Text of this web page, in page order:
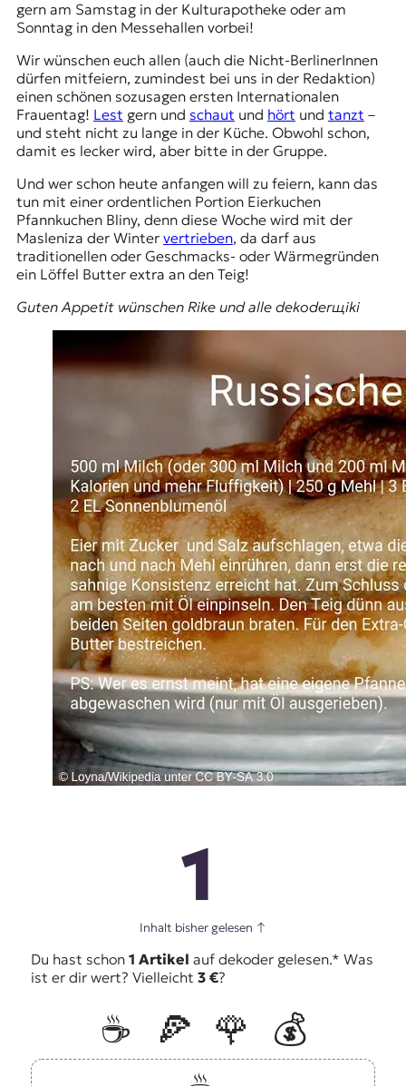
gern am Samstag in der Kulturapotheke oder am
Sonntag in den Messehallen vorbei!
Wir wünschen euch allen (auch die Nicht-BerlinerInnen
dürfen mitfeiern, zumindest bei uns in der Redaktion)
einen schönen sozusagen ersten Internationalen
Frauentag! Lest gern und schaut und hört und tanzt –
und steht nicht zu lange in der Küche. Obwohl schon,
damit es leckerwird, aber bitte in der Gruppe.
Und wer schon heute anfangen will zu feiern, kann das
tun mit einer ordentlichen Portion Eierkuchen
Pfannkuchen Bliny, denn diese Woche wird mit der
Masleniza der Winter vertrieben, da darf aus
traditionellen oder Geschmacks- oder Wärmegründen
ein Löffel Butter extra an den Teig!
Guten Appetit wünschen Rike und alle dekoderщiki
1
Inhalt bisher gelesen ↑
Du hast schon 1 Artikel auf dekoder gelesen.* Was
ist er dir wert? Vielleicht 3 €?
☕️ 🍕 🌹
💰